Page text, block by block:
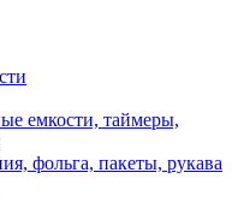
емкости, таймеры,
фольга, пакеты, рукава